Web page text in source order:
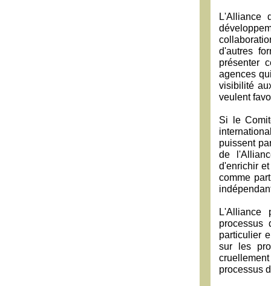
L'Alliance
d'autres
présenter
agences
visibilité
veulent
Si le
puissent
de
d'enrichir
comme
L'Alliance
processus
particulier
sur les
processus